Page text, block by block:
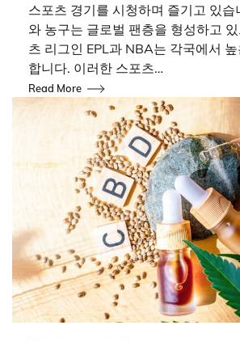
스포츠 경기를 시청하며 즐기고 있습
와 농구는 글로벌 팬층을 형성하고
츠 리그인 EPL과 NBA는 각국에서
합니다. 이러한 스포츠…
Read More